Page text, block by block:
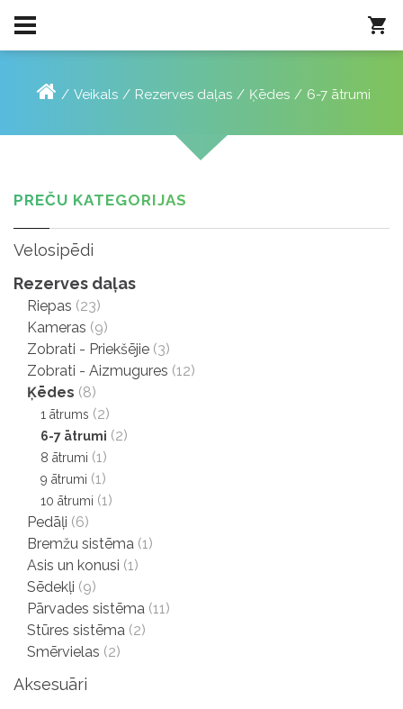
Veikals Rezerves daļas Ķēdes 6-7 ātrumi
PREČU KATEGORIJAS
Velosipēdi
Rezerves daļas
Riepas (23)
Kameras (9)
Zobrati - Priekšējie (3)
Zobrati - Aizmugures (12)
Ķēdes (8)
1 ātrums (2)
6-7 ātrumi (2)
8 ātrumi (1)
9 ātrumi (1)
10 ātrumi (1)
Pedāļi (6)
Bremžu sistēma (1)
Asis un konusi (1)
Sēdekļi (9)
Pārvades sistēma (11)
Stūres sistēma (2)
Smērvielas (2)
Aksesuāri